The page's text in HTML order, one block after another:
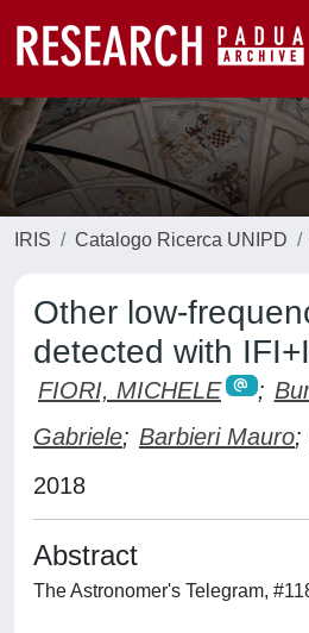
IRIS Catalogo Ricerca UNIPD
Other low-
detected with
FIORI, MICHELE ;
Gabriele; Barbieri Mauro;
2018
Abstract
The Astronomer's Telegram,